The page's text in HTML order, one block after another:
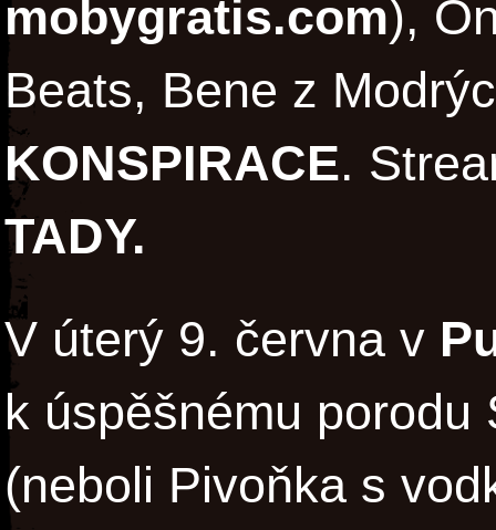
mobygratis.com),
Beats, Bene z
KONSPIRACE.
TADY.
V úterý 9. června v
k úspěšnému
(neboli Pivoňka s